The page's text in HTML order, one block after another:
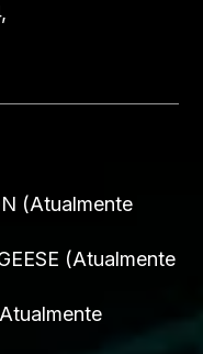
(Atualmente
(Atualmente